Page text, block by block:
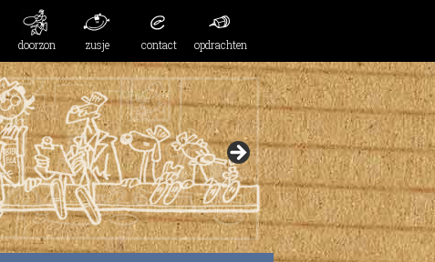
doorzon zusje contact opdrachten